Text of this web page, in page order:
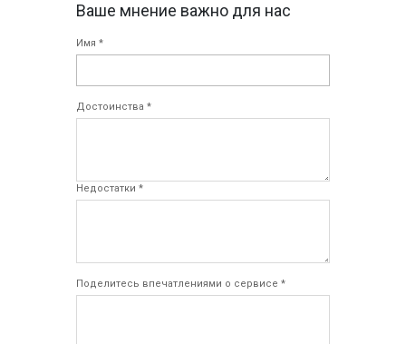
Ваше мнение важно для нас
Имя *
Достоинства *
Недостатки *
Поделитесь впечатлениями о сервисе *